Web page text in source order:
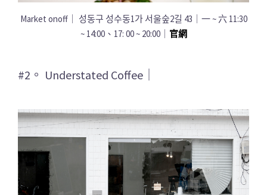
Market onoff｜ 성동구 성수동1가 서울숲2길 43｜一 ~ 六 11:30
~ 14:00、17: 00 ~ 20:00｜ 官網
#2。 Understated Coffee｜